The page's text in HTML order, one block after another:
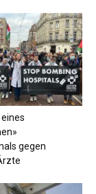
gegen